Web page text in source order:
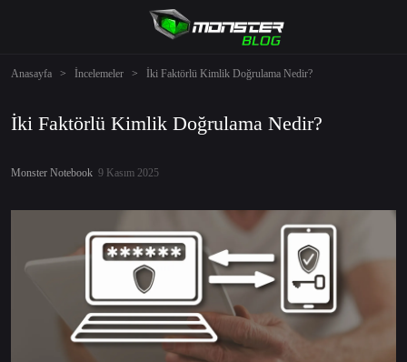
Anasayfa > İncelemeler > İki Faktörlü Kimlik Doğrulama Nedir?
İki Faktörlü Kimlik Doğrulama Nedir?
Monster Notebook 9 Kasım 2025